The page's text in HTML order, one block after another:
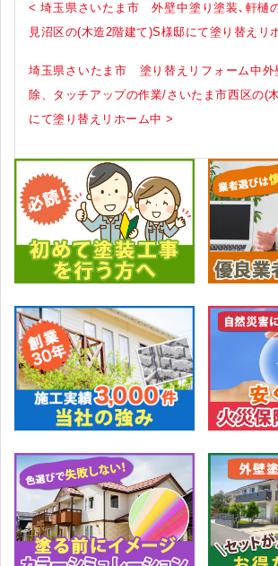
< 埼玉県さいたま市 外壁中塗り塗装､軒樋
見沼区の(木造2階建て)S様邸にて塗り替えリ
埼玉県さいたま市 塗り替えリフォーム中外
除、タッチアップの作業/さいたま市西区の(
にて塗り替えリホーム中 >